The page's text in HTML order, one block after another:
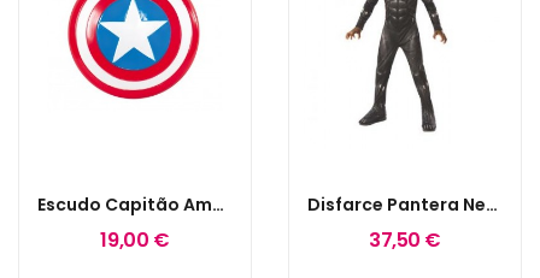
Escudo Capitão América
19,00 €
Disfarce Pantera Negra Endgame Clássico
37,50 €